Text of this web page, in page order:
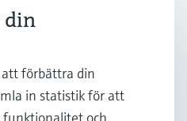
din
att förbättra din
in statistik för att